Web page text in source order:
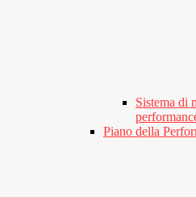
Sistema di
Piano della